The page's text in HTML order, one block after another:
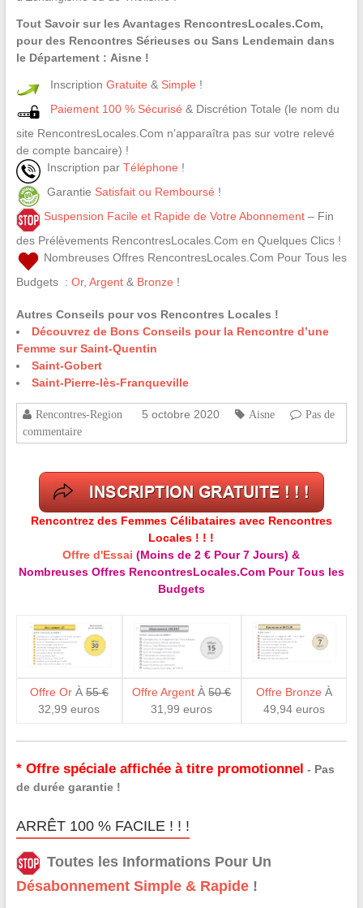
Tout Savoir sur les Avantages RencontresLocales.Com,
pour des Rencontres Sérieuses ou Sans Lendemain dans
le Département : Aisne !
Inscription Gratuite & Simple !
Paiement 100 % Sécurisé & Discrétion Totale (le nom du
site RencontresLocales.Com n’apparaîtra pas sur votre relevé
de compte bancaire) !
Inscription par Téléphone !
Garantie Satisfait ou Remboursé !
Suspension Facile et Rapide de Votre Abonnement– Fin
des Prélèvements RencontresLocales.Com en Quelques Clics !
Nombreuses Offres RencontresLocales.Com Pour Tous les
Budgets : Or, Argent& Bronze !
Autres Conseils pour vos Rencontres Locales !
Découvrez de Bons Conseils pour la Rencontre d’une
Femme sur Saint-Quentin
Saint-Gobert
Saint-Pierre-lès-Franqueville
Rencontres-Region 5 octobre 2020 Aisne
Pas de
commentaire
Rencontrez des Femmes Célibataires avec Rencontres
Locales ! ! !
Offre d'Essai (Moins de 2 € Pour 7 Jours) &
Nombreuses Offres RencontresLocales.Com Pour Tous les
Budgets
Offre OrÀ 55 €
32,99 euros
Offre Argent À50 €
31,99 euros
Offre Bronze À
49,94 euros
* Offre spéciale affichée à titre promotionnel - Pas
de durée garantie !
ARRÊT 100 % FACILE ! ! !
Toutes les Informations Pour Un
Désabonnement Simple & Rapide!